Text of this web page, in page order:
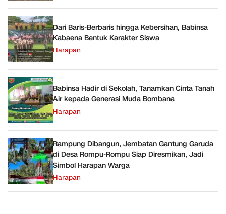
Dari Baris-Berbaris hingga Kebersihan, Babinsa
Kabaena Bentuk Karakter Siswa
Harapan
Babinsa Hadir di Sekolah, Tanamkan Cinta Tanah
Air kepada Generasi Muda Bombana
Harapan
Rampung Dibangun, Jembatan Gantung Garuda
di Desa Rompu-Rompu Siap Diresmikan, Jadi
Simbol Harapan Warga
Harapan